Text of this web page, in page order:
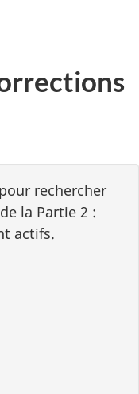
rechercher
la Partie 2 :
actifs.